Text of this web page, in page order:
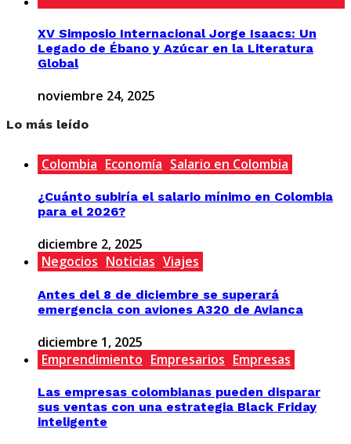
XV Simposio Internacional Jorge Isaacs: Un
Legado de Ébano y Azúcar en la Literatura
Global
noviembre 24, 2025
Lo más leído
Colombia Economía Salario en Colombia
¿Cuánto subiría el salario mínimo en Colombia
para el 2026?
diciembre 2, 2025
Negocios Noticias Viajes
Antes del 8 de diciembre se superará
emergencia con aviones A320 de Avianca
diciembre 1, 2025
Emprendimiento Empresarios Empresas
Las empresas colombianas pueden disparar
sus ventas con una estrategia Black Friday
inteligente